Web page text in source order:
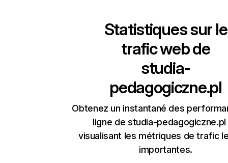
Statistiques sur le
trafic web de
studia-
pedagogiczne.pl
Obtenez un instantané des
ligne de studia-pedagogiczne.pl
visualisant les métriques de trafic
importantes.